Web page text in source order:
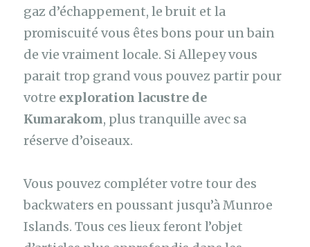
gaz d’échappement, le bruit et la
promiscuité vous êtes bons pour un bain
de vie vraiment locale. Si Allepey vous
parait trop grand vous pouvez partir pour
votre exploration lacustre de
Kumarakom, plus tranquille avec sa
réserve d’oiseaux.
Vous pouvez compléter votre tour des
backwaters en poussant jusqu’à Munroe
Islands. Tous ces lieux feront l’objet